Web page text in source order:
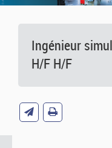
Ingénieur
H/F H/F